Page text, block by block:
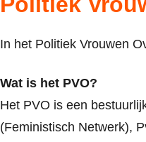
In het Politiek Vrouwen
Wat is het PVO?
Het PVO is een
(Feministisch Netwerk),